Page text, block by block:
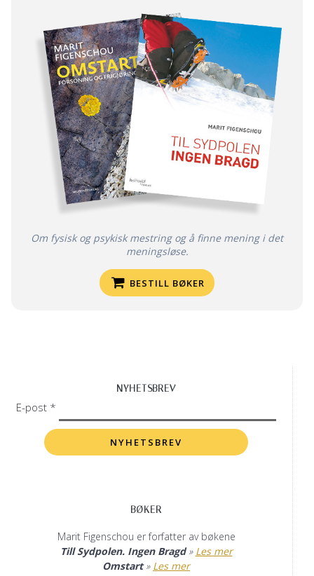
Om fysisk og psykisk mestring og å finne mening i det
meningsløse.
BESTILL BØKER
NYHETSBREV
E-post *
BØKER
Marit Figenschou er forfatter av bøkene
Till Sydpolen. Ingen Bragd» Les mer
Omstart» Les mer